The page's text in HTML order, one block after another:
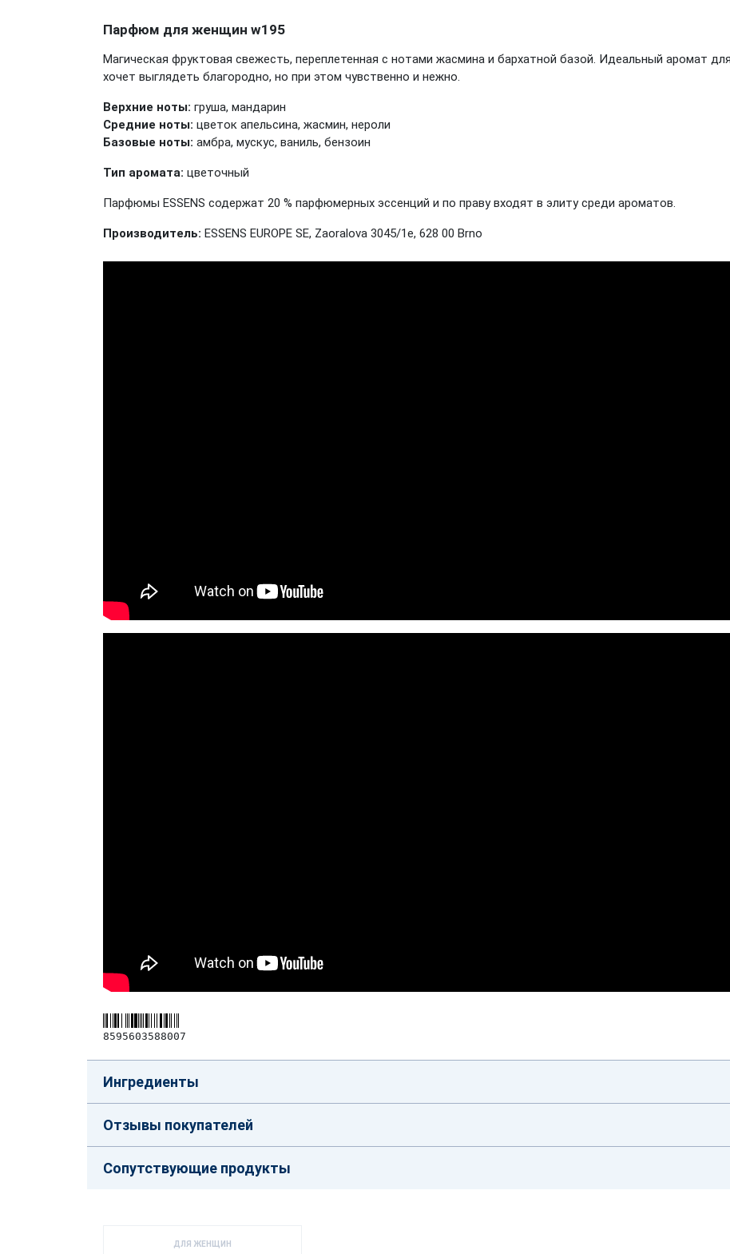
Парфюм для женщин w195
Магическая фруктовая свежесть, переплетенная с нотами жасмина и бархатной базой. Идеальный аромат
хочет выглядеть благородно, но при этом чувственно и нежно.
Верхние ноты: груша, мандарин
Средние ноты: цветок апельсина, жасмин, нероли
Базовые ноты: амбра, мускус, ваниль, бензоин
Тип аромата: цветочный
Парфюмы ESSENS содержат 20 % парфюмерных эссенций и по праву входят в элиту среди ароматов.
Производитель: ESSENS EUROPE SE, Zaoralova 3045/1e, 628 00 Brno
8595603588007
Ингредиенты
Отзывы покупателей
Сопутствующие продукты
ДЛЯ ЖЕНЩИН